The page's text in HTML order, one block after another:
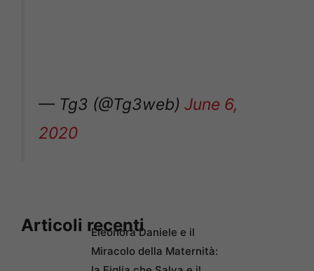
— Tg3 (@Tg3web) June 6,
2020
Articoli recentiEleonora Daniele e il
Miracolo della Maternità: